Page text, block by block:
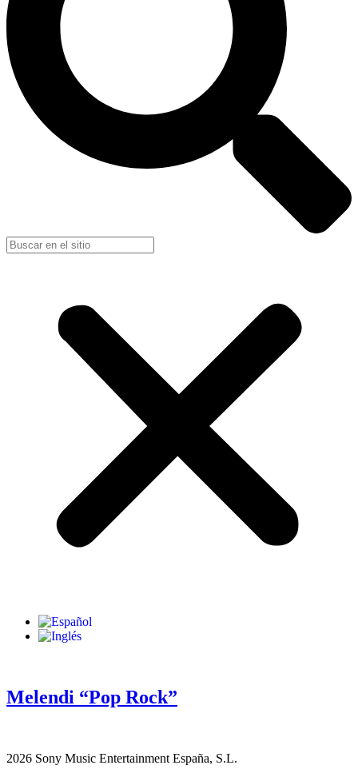
Melendi “Pop Rock”
2026 Sony Music Entertainment España, S.L.